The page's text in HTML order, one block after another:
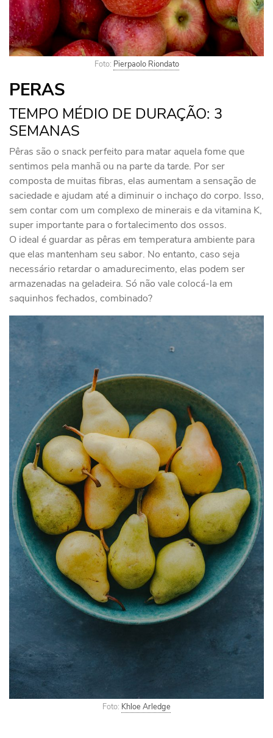
Foto: Pierpaolo Riondato
PERAS
TEMPO MÉDIO DE DURAÇÃO: 3
SEMANAS
Pêras são o snack perfeito para matar aquela fome que
sentimos pela manhã ou na parte da tarde. Por ser
composta de muitas fibras, elas aumentam a sensação de
saciedade e ajudam até a diminuir o inchaço do corpo. Isso,
sem contar com um complexo de minerais e da vitamina K,
super importante para o fortalecimento dos ossos.
O ideal é guardar as pêras em temperatura ambiente para
que elas mantenham seu sabor. No entanto, caso seja
necessário retardar o amadurecimento, elas podem ser
armazenadas na geladeira. Só não vale colocá-la em
saquinhos fechados, combinado?
Foto: Khloe Arledge